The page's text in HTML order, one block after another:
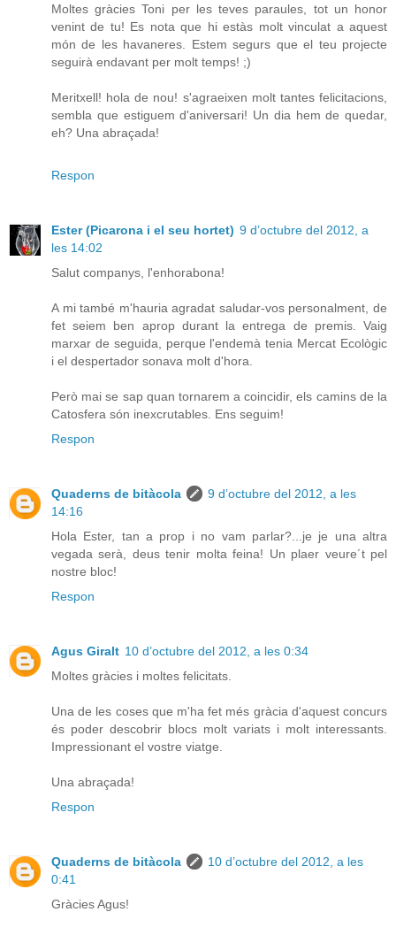
Moltes gràcies Toni per les teves paraules, tot un honor
venint de tu! Es nota que hi estàs molt vinculat a aquest
món de les havaneres. Estem segurs que el teu projecte
seguirà endavant per molt temps! ;)
Meritxell! hola de nou! s'agraeixen molt tantes felicitacions,
sembla que estiguem d'aniversari! Un dia hem de quedar,
eh? Una abraçada!
Respon
Ester (Picarona i el seu hortet) 9 d’octubre del 2012, a
les 14:02
Salut companys, l'enhorabona!
A mi també m'hauria agradat saludar-vos personalment, de
fet seiem ben aprop durant la entrega de premis. Vaig
marxar de seguida, perque l'endemà tenia Mercat Ecològic
i el despertador sonava molt d'hora.
Però mai se sap quan tornarem a coincidir, els camins de la
Catosfera són inexcrutables. Ens seguim!
Respon
Quaderns de bitàcola
9 d’octubre del 2012, a les
14:16
Hola Ester, tan a prop i no vam parlar?...je je una altra
vegada serà, deus tenir molta feina! Un plaer veure´t pel
nostre bloc!
Respon
Agus Giralt 10 d’octubre del 2012, a les 0:34
Moltes gràcies i moltes felicitats.
Una de les coses que m'ha fet més gràcia d'aquest concurs
és poder descobrir blocs molt variats i molt interessants.
Impressionant el vostre viatge.
Una abraçada!
Respon
Quaderns de bitàcola
10 d’octubre del 2012, a les
0:41
Gràcies Agus!